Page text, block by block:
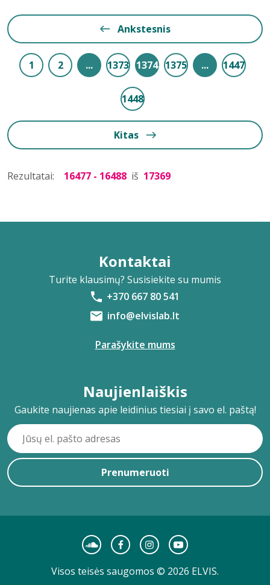
Ankstesnis
1 2 ... 1373 1374 1375 ... 1447
1448
Kitas
Rezultatai: 16477 - 16488 iš 17369
Kontaktai
Turite klausimų? Susisiekite su mumis
+370 667 80 541
info@elvislab.lt
Parašykite mums
Naujienlaiškis
Gaukite naujienas apie leidinius tiesiai į savo el. paštą!
Prenumeruoti
Visos teisės saugomos © 2026 ELVIS.